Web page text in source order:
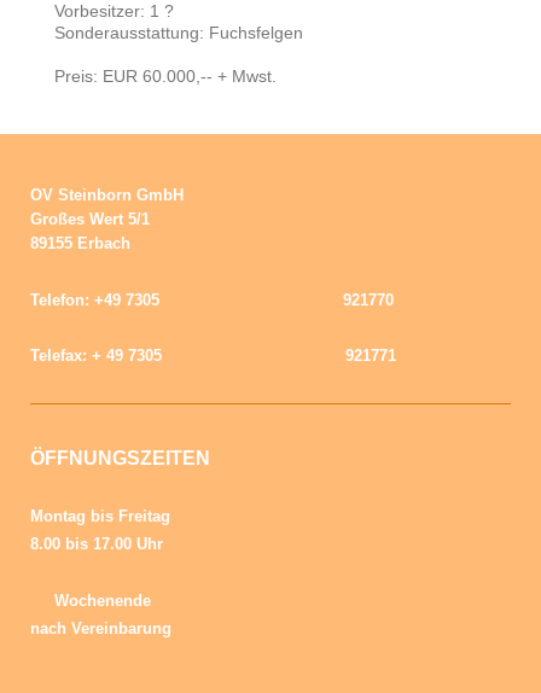
Vorbesitzer: 1 ?
Sonderausstattung: Fuchsfelgen
Preis: EUR 60.000,-- + Mwst.
OV Steinborn GmbH
Großes Wert 5/1
89155 Erbach
Telefon: +49 7305 921770
Telefax: + 49 7305 921771
ÖFFNUNGSZEITEN
Montag bis Freitag
8.00 bis 17.00 Uhr
Wochenende
nach Vereinbarung